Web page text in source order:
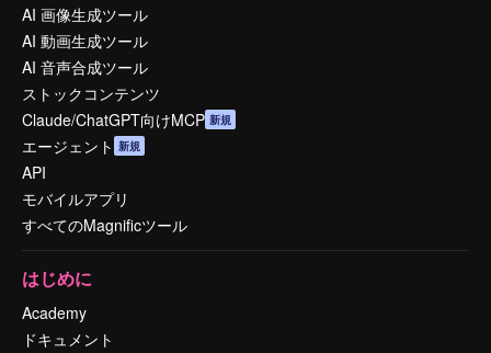
AI 画像生成ツール
AI 動画生成ツール
AI 音声合成ツール
ストックコンテンツ
Claude/ChatGPT向けMCP 新規
エージェント 新規
API
モバイルアプリ
すべてのMagnificツール
はじめに
Academy
ドキュメント